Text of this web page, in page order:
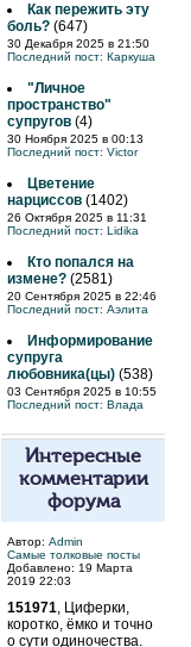
Как пережить эту
боль? (647)
30 Декабря 2025 в 21:50
Последний пост: Каркуша
"Личное
пространство"
супругов (4)
30 Ноября 2025 в 00:13
Последний пост: Victor
Цветение
нарциссов (1402)
26 Октября 2025 в 11:31
Последний пост: Lidika
Кто попался на
измене? (2581)
20 Сентября 2025 в 22:46
Последний пост: Аэлита
Информирование
супруга
любовника(цы) (538)
03 Сентября 2025 в 10:55
Последний пост: Влада
Интересные
комментарии
форума
Автор: Admin
Самые толковые посты
Добавлено: 19 Марта
2019 22:03
151971, Циферки,
коротко, ёмко и точно
о сути одиночества.